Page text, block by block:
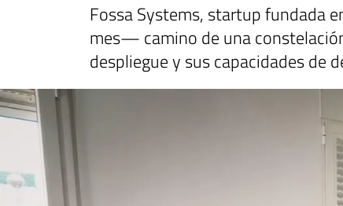
Fossa Systems, startup fundada
mes— camino de una
despliegue y sus capacidades de